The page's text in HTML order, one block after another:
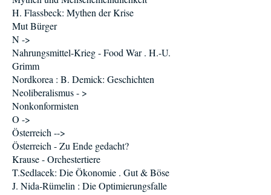
H. Flassbeck: Mythen der Krise
Mut Bürger
N ->
Nahrungsmittel-Krieg - Food War . H.-U.
Grimm
Nordkorea : B. Demick: Geschichten
Neoliberalismus - >
Nonkonformisten
O ->
Österreich -->
Österreich - Zu Ende gedacht?
Krause - Orchestertiere
T.Sedlacek: Die Ökonomie . Gut & Böse
J. Nida-Rümelin : Die Optimierungsfalle